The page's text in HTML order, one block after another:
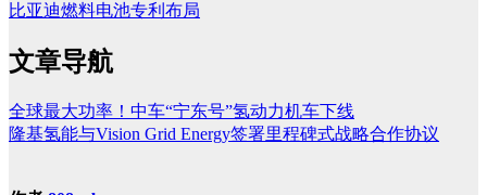
比亚迪燃料电池专利布局
文章导航
全球最大功率！中车“宁东号”氢动力机车下线
隆基氢能与Vision Grid Energy签署里程碑式战略合作协议